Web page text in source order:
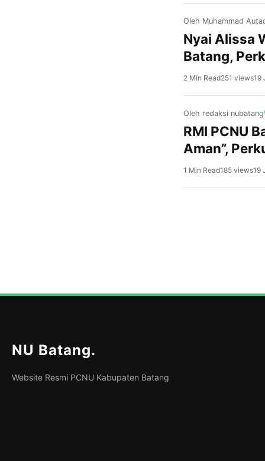
Oleh Muhammad
Nyai Alissa
Batang,
2 Min Read251 views19
Oleh redaksi nubatang
RMI PCNU
Aman”,
1 Min Read185 views19
NU Batang.
Website Resmi PCNU Kabupaten Batang